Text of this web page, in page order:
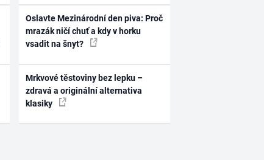
Oslavte Mezinárodní den piva: Proč
mrazák ničí chuť a kdy v horku
vsadit na šnyt?
Mrkvové těstoviny bez lepku –
zdravá a originální alternativa
klasiky